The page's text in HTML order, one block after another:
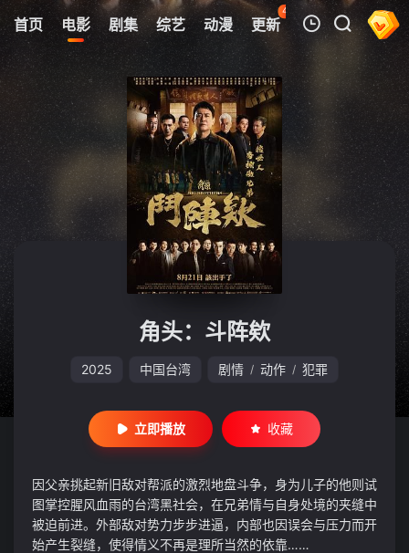
首页 电影 剧集 综艺 动漫 更新
43
热榜 APP
我的观影记录
暂无观看影片的记录
角头：斗阵欸
2025 中国台湾 剧情 / 动作 / 犯罪
立即播放 收藏
因父亲挑起新旧敌对帮派的激烈地盘斗争，身为儿子的他则试
图掌控腥风血雨的台湾黑社会，在兄弟情与自身处境的夹缝中
被迫前进。外部敌对势力步步进逼，内部也因误会与压力而开
始产生裂缝，使得情义不再是理所当然的依靠……